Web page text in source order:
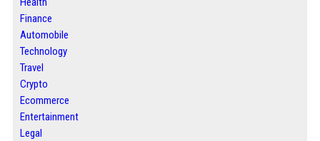
Finance
Automobile
Technology
Travel
Crypto
Ecommerce
Entertainment
Legal